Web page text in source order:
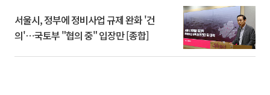
서울시, 정부에 정비사업 규제 완화 '건
의'⋯국토부 "협의 중" 입장만 [종합]